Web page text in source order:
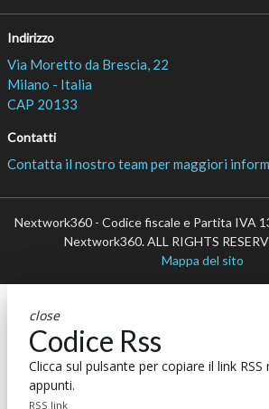
Indirizzo
Via Moretto da Brescia, 22
Milano - Italia
CAP 20133
Contatti
Contatta il nostro team per maggiori
Nextwork360 - Codice fiscale e Partita IVA
Nextwork360. ALL RIGHTS
Mappa del sito
close
Codice Rss
Clicca sul pulsante per copiare il link RSS
appunti.
RSS link